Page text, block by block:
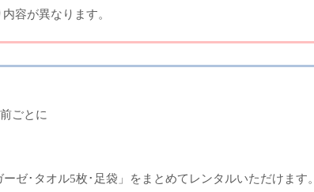
容が異なります。
ごとに
ゼ･タオル5枚･足袋」をまとめてレンタルいただけます。